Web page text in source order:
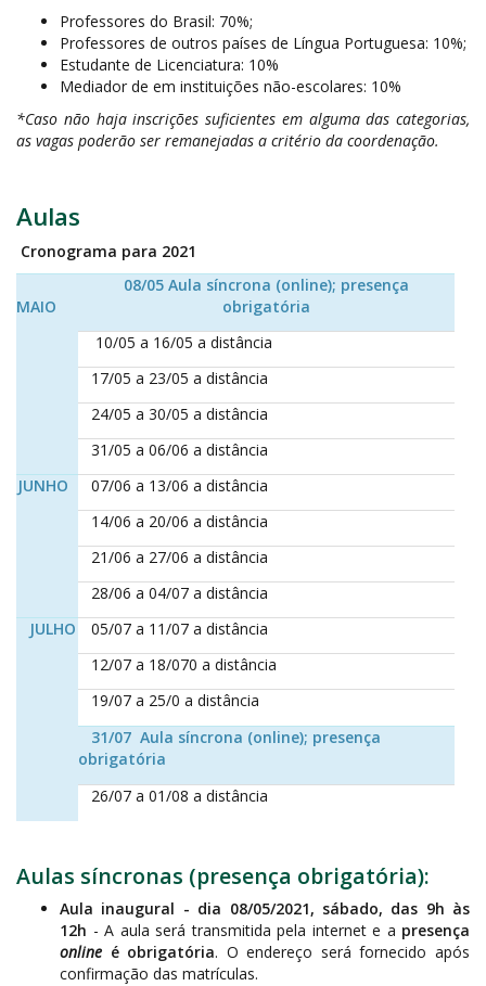
Professores do Brasil: 70%;
Professores de outros países de Língua Portuguesa: 10%;
Estudante de Licenciatura: 10%
Mediador de em instituições não-escolares: 10%
*Caso não haja inscrições suficientes em alguma das categorias,
as vagas poderão ser remanejadas a critério da coordenação.
Aulas
Cronograma para 2021
MAIO
08/05 Aula síncrona (online); presença
obrigatória
10/05 a 16/05 a distância
17/05 a 23/05 a distância
24/05 a 30/05 a distância
31/05 a 06/06 a distância
JUNHO
07/06 a 13/06 a distância
14/06 a 20/06 a distância
21/06 a 27/06 a distância
28/06 a 04/07 a distância
JULHO
05/07 a 11/07 a distância
12/07 a 18/070 a distância
19/07 a 25/0 a distância
31/07 Aula síncrona (online); presença
obrigatória
26/07 a 01/08 a distância
Aulas síncronas (presença obrigatória):
Aula inaugural - dia 08/05/2021, sábado, das 9h às
12h - A aula será transmitida pela internet e a presença
online é obrigatória. O endereço será fornecido após
confirmação das matrículas.